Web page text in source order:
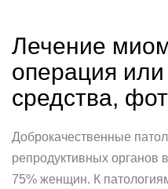
Лечение
операция
средства,
Доброкачественные
репродуктивных органов
75% женщин. К